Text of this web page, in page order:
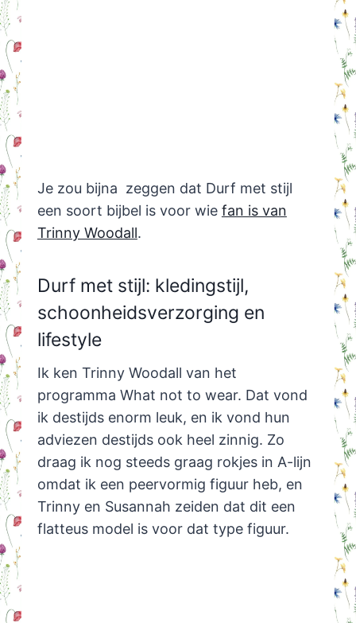
Je zou bijna zeggen dat Durf met stijl
een soort bijbel is voor wie fan is van
Trinny Woodall.
Durf met stijl: kledingstijl,
schoonheidsverzorging en
lifestyle
Ik ken Trinny Woodall van het
programma What not to wear. Dat vond
ik destijds enorm leuk, en ik vond hun
adviezen destijds ook heel zinnig. Zo
draag ik nog steeds graag rokjes in A-lijn
omdat ik een peervormig figuur heb, en
Trinny en Susannah zeiden dat dit een
flatteus model is voor dat type figuur.